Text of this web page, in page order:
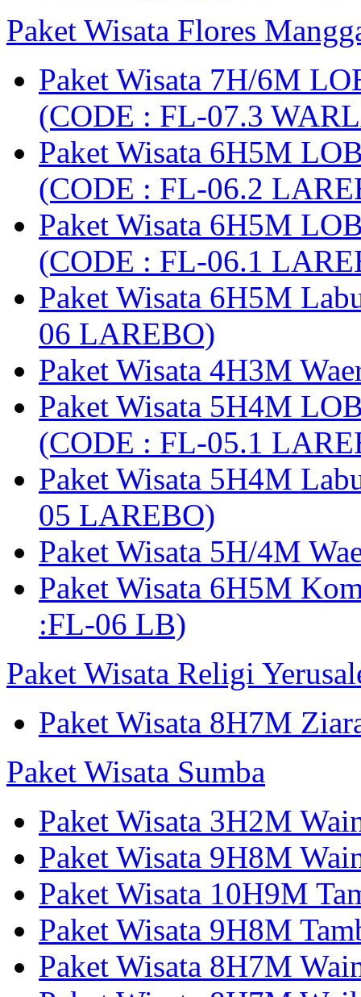
Paket Wisata Flores
Paket Wisata 7H/6M
(CODE : FL-07.3
Paket Wisata 6H5M
(CODE : FL-06.2
Paket Wisata 6H5M
(CODE : FL-06.1
Paket Wisata 6H5M
06 LAREBO)
Paket Wisata 4H3M
Paket Wisata 5H4M
(CODE : FL-05.1
Paket Wisata 5H4M
05 LAREBO)
Paket Wisata 5H/4M
Paket Wisata 6H5M
:FL-06 LB)
Paket Wisata Religi
Paket Wisata 8H7M
Paket Wisata Sumba
Paket Wisata 3H2M
Paket Wisata 9H8M
Paket Wisata 10H9M
Paket Wisata 9H8M
Paket Wisata 8H7M